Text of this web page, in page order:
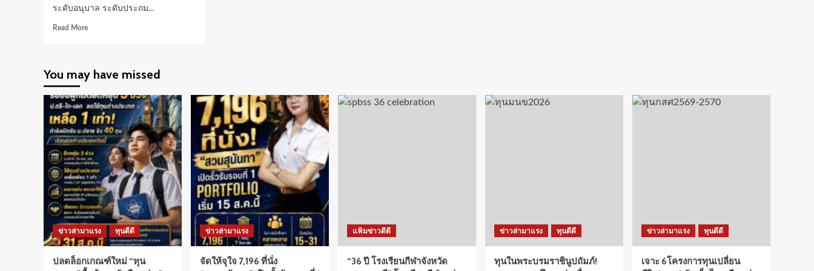
ระดับอนุบาล ระดับประถม...
Read MoreRead
ฤทธิ์”
กลุ่ม
ชาติพันธุ์
เข้า
ไม่
ถึง
ระบบ
การ
ศึกษา
You may have missed
ข่าวล่ามาแรง ทุนดีดี
ปลดล็อกเกณฑ์ใหม่ “ทุน
ข่าวล่ามาแรง
จัดให้จุใจ 7,196 ที่นั่ง
แฟ้มข่าวดีดี
“36 ปี โรงเรียนกีฬาจังหวัด
ข่าวล่ามาแรง ทุนดีดี
ทุนในพระบรมราชินูปถัมภ์!
ข่าวล่ามาแรง ทุนดีดี
เจาะ 6โครงการทุนเปลี่ยน